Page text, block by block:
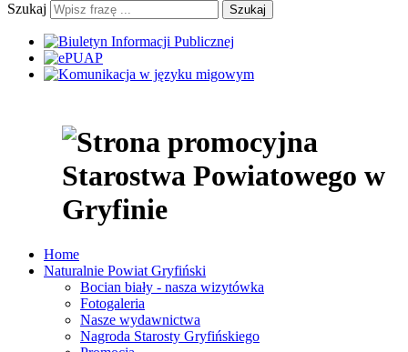
Szukaj Szukaj
Home
Naturalnie Powiat Gryfiński
Bocian biały - nasza wizytówka
Fotogaleria
Nasze wydawnictwa
Nagroda Starosty Gryfińskiego